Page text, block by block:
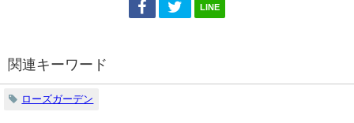
LINE
関連キーワード
ローズガーデン